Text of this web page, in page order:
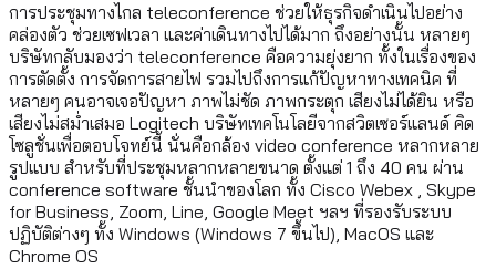
การประชุมทางไกล teleconference ช่วยให้ธุรกิจดำเนินไปอย่าง
คล่องตัว ช่วยเซฟเวลา และค่าเดินทางไปได้มาก ถึงอย่างนั้น หลายๆ
บริษัทกลับมองว่า teleconference คือความยุ่งยาก ทั้งในเรื่องของ
การตัดตั้ง การจัดการสายไฟ รวมไปถึงการแก้ปัญหาทางเทคนิค ที่
หลายๆ คนอาจเจอปัญหา ภาพไม่ชัด ภาพกระตุก เสียงไม่ได้ยิน หรือ
เสียงไม่สม่ำเสมอ Logitech บริษัทเทคโนโลยีจากสวิตเซอร์แลนด์ คิด
โซลูชั่นเพื่อตอบโจทย์นี้ นั่นคือกล้อง video conference หลากหลาย
รูปแบบ สำหรับที่ประชุมหลากหลายขนาด ตั้งแต่ 1 ถึง 40 คน ผ่าน
conference software ชั้นนำของโลก ทั้ง Cisco Webex , Skype
for Business, Zoom, Line, Google Meet ฯลฯ ที่รองรับระบบ
ปฏิบัติต่างๆ ทั้ง Windows (Windows 7 ขึ้นไป), MacOS และ
Chrome OS